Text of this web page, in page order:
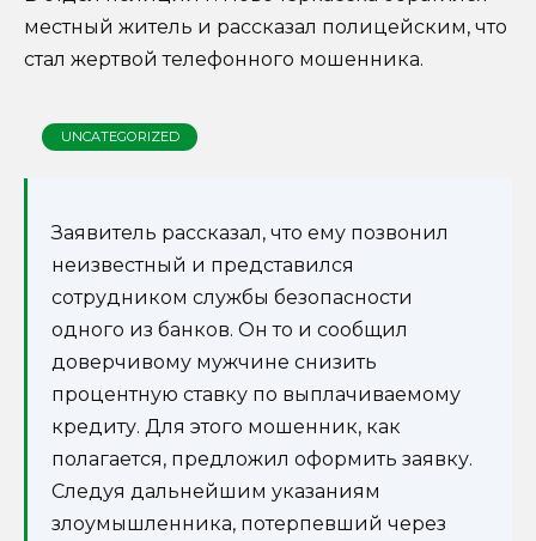
местный житель и рассказал полицейским, что
стал жертвой телефонного мошенника.
UNCATEGORIZED
Заявитель рассказал, что ему позвонил
неизвестный и представился
сотрудником службы безопасности
одного из банков. Он то и сообщил
доверчивому мужчине снизить
процентную ставку по выплачиваемому
кредиту. Для этого мошенник, как
полагается, предложил оформить заявку.
Следуя дальнейшим указаниям
злоумышленника, потерпевший через